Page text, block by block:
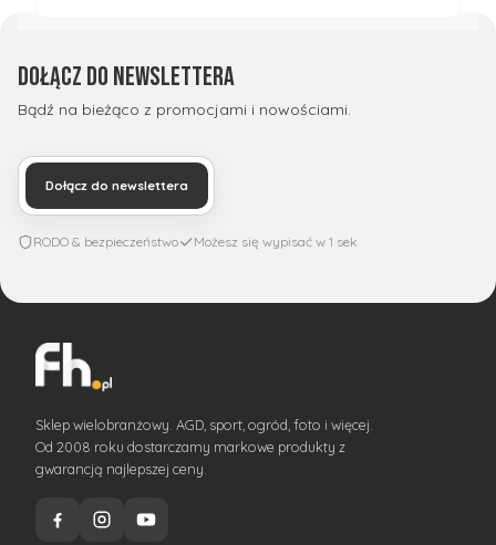
Dołącz do newslettera
Bądź na bieżąco z promocjami i nowościami.
Dołącz do newslettera
RODO & bezpieczeństwo Możesz się wypisać w 1 sek
Sklep wielobranżowy. AGD, sport, ogród, foto i więcej.
Od 2008 roku dostarczamy markowe produkty z
gwarancją najlepszej ceny.